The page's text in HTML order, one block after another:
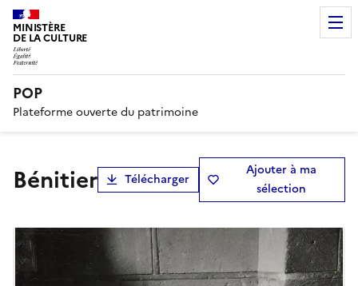
MINISTÈRE
DE LA CULTURE
POP
Plateforme ouverte du patrimoine
bénitier Télécharger
Ajouter à ma
sélection